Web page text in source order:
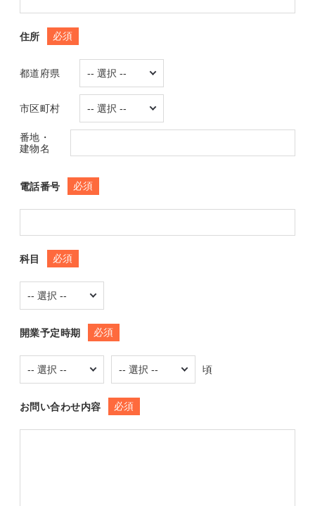
住所 必須
都道府県
市区町村
番地・
建物名
電話番号 必須
科目 必須
開業予定時期 必須
頃
お問い合わせ内容 必須